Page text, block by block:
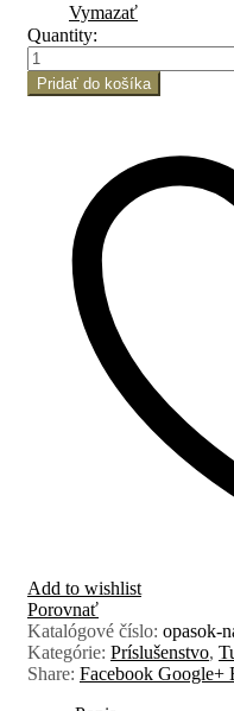
Vymazať
Quantity:
Pridať do košíka
Add to wishlist
Porovnať
Katalógové číslo: opasok-
Kategórie: Príslušenstvo,
Share: Facebook Google+